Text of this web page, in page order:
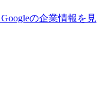
Googleの企業情報を見